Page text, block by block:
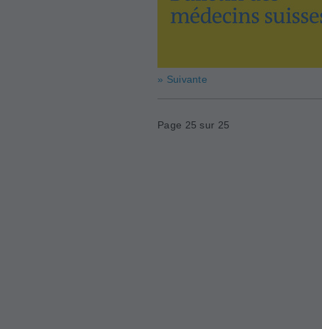
» Suivante
Page 25 sur 25